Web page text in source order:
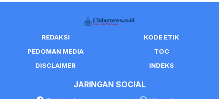
REDAKSI
KODE ETIK
PEDOMAN MEDIA
TOC
DISCLAIMER
INDEKS
JARINGAN SOCIAL